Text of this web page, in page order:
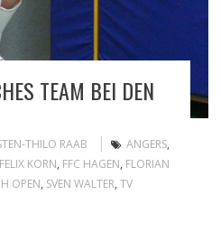
TEAM BEI DEN
THILO RAAB ANGERS,
FELIX KORN, FFC HAGEN, FLORIAN
OPEN, SVEN WALTER, TV